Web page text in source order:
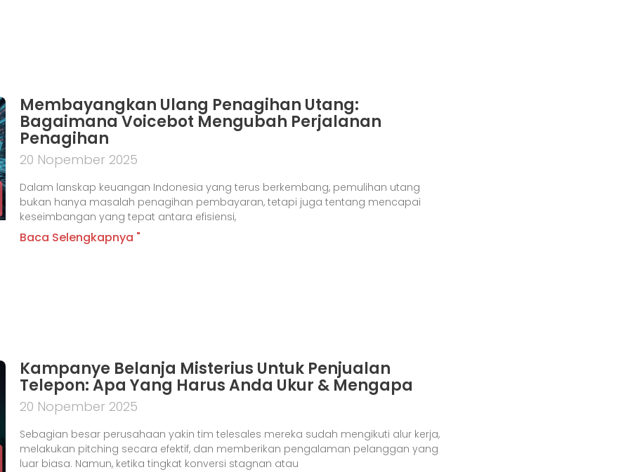
Membayangkan Ulang Penagihan Utang:
Bagaimana Voicebot Mengubah Perjalanan
Penagihan
20 Nopember 2025
Dalam lanskap keuangan Indonesia yang terus berkembang, pemulihan utang
bukan hanya masalah penagihan pembayaran, tetapi juga tentang mencapai
keseimbangan yang tepat antara efisiensi,
Baca Selengkapnya "
Kampanye Belanja Misterius Untuk Penjualan
Telepon: Apa Yang Harus Anda Ukur & Mengapa
20 Nopember 2025
Sebagian besar perusahaan yakin tim telesales mereka sudah mengikuti alur kerja,
melakukan pitching secara efektif, dan memberikan pengalaman pelanggan yang
luar biasa. Namun, ketika tingkat konversi stagnan atau